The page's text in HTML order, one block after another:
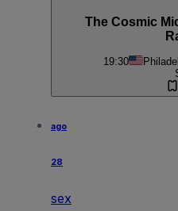
The Cosmic
19:30
ago
28
sex